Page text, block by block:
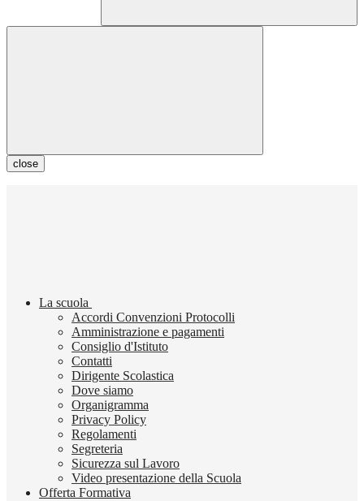
close
La scuola
Accordi Convenzioni Protocolli
Amministrazione e pagamenti
Consiglio d'Istituto
Contatti
Dirigente Scolastica
Dove siamo
Organigramma
Privacy Policy
Regolamenti
Segreteria
Sicurezza sul Lavoro
Video presentazione della Scuola
Offerta Formativa